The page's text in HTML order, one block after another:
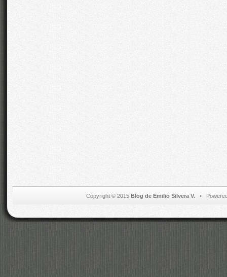
Copyright © 2015 Blog de Emilio Silvera V.•